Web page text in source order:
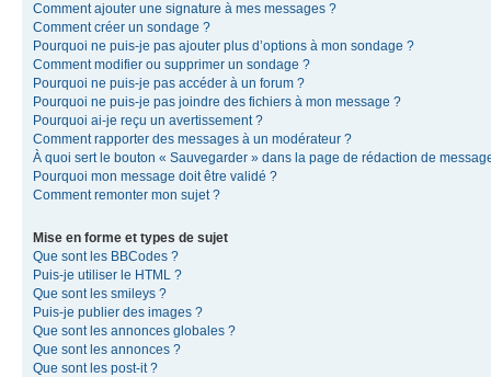
Comment ajouter une signature à mes messages ?
Comment créer un sondage ?
Pourquoi ne puis-je pas ajouter plus d’options à mon sondage ?
Comment modifier ou supprimer un sondage ?
Pourquoi ne puis-je pas accéder à un forum ?
Pourquoi ne puis-je pas joindre des fichiers à mon message ?
Pourquoi ai-je reçu un avertissement ?
Comment rapporter des messages à un modérateur ?
À quoi sert le bouton « Sauvegarder » dans la page de rédaction de
Pourquoi mon message doit être validé ?
Comment remonter mon sujet ?
Mise en forme et types de sujet
Que sont les BBCodes ?
Puis-je utiliser le HTML ?
Que sont les smileys ?
Puis-je publier des images ?
Que sont les annonces globales ?
Que sont les annonces ?
Que sont les post-it ?